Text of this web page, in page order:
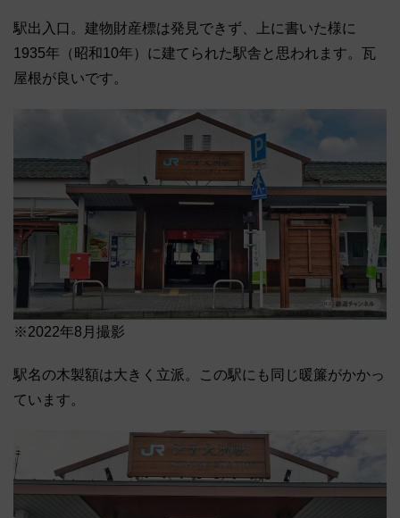
駅出入口。建物財産標は発見できず、上に書いた様に
1935年（昭和10年）に建てられた駅舎と思われます。瓦
屋根が良いです。
※2022年8月撮影
駅名の木製額は大きく立派。この駅にも同じ暖簾がかかっ
ています。